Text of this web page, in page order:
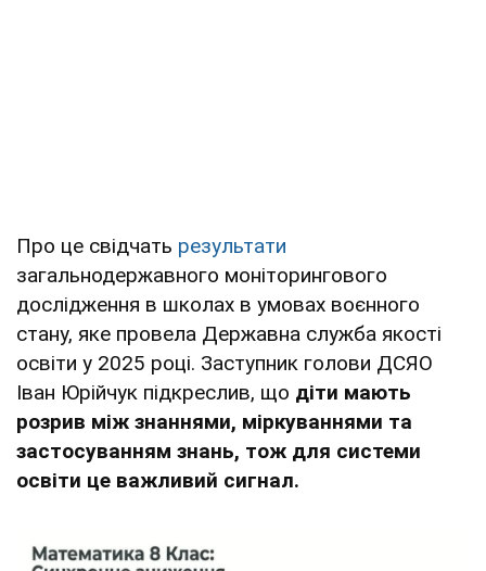
Про це свідчать результати
загальнодержавного моніторингового
дослідження в школах в умовах воєнного
стану, яке провела Державна служба якості
освіти у 2025 році. Заступник голови ДСЯО
Іван Юрійчук підкреслив, що діти мають
розрив між знаннями, міркуваннями та
застосуванням знань, тож для системи
освіти це важливий сигнал.